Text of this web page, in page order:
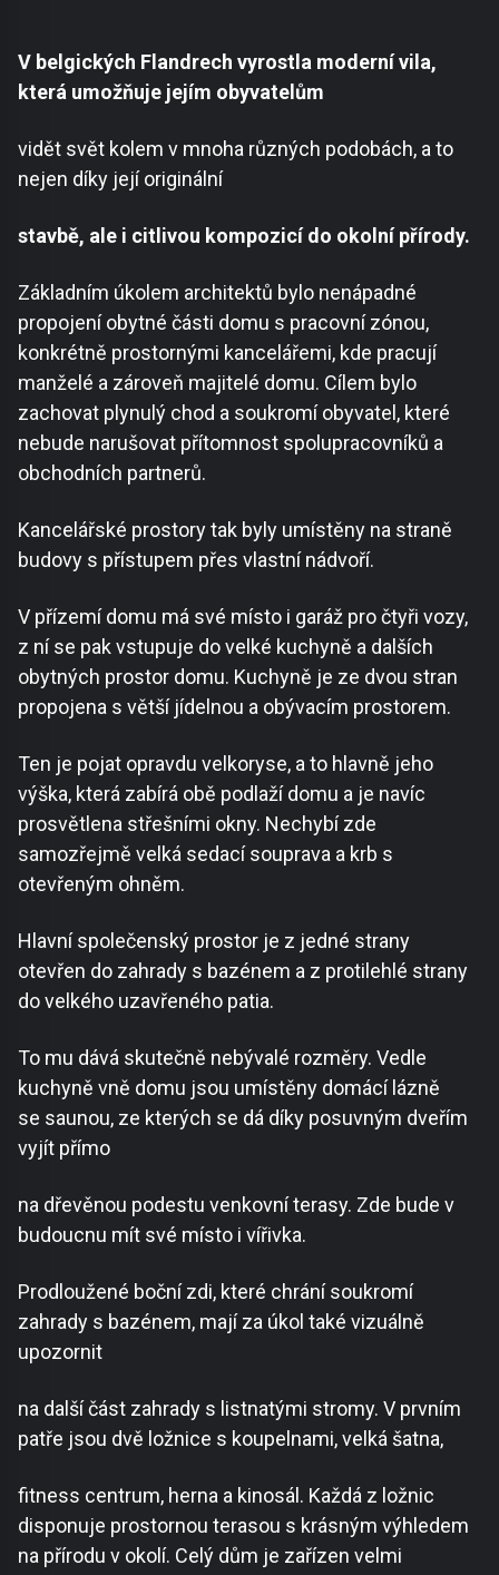
V belgických Flandrech vyrostla moderní vila,
která umožňuje jejím obyvatelům
vidět svět kolem v mnoha různých podobách, a to
nejen díky její originální
stavbě, ale i citlivou kompozicí do okolní přírody.
Základním úkolem architektů bylo nenápadné
propojení obytné části domu s pracovní zónou,
konkrétně prostornými kancelářemi, kde pracují
manželé a zároveň majitelé domu. Cílem bylo
zachovat plynulý chod a soukromí obyvatel, které
nebude narušovat přítomnost spolupracovníků a
obchodních partnerů.
Kancelářské prostory tak byly umístěny na straně
budovy s přístupem přes vlastní nádvoří.
V přízemí domu má své místo i garáž pro čtyři vozy,
z ní se pak vstupuje do velké kuchyně a dalších
obytných prostor domu. Kuchyně je ze dvou stran
propojena s větší jídelnou a obývacím prostorem.
Ten je pojat opravdu velkoryse, a to hlavně jeho
výška, která zabírá obě podlaží domu a je navíc
prosvětlena střešními okny. Nechybí zde
samozřejmě velká sedací souprava a krb s
otevřeným ohněm.
Hlavní společenský prostor je z jedné strany
otevřen do zahrady s bazénem a z protilehlé strany
do velkého uzavřeného patia.
To mu dává skutečně nebývalé rozměry. Vedle
kuchyně vně domu jsou umístěny domácí lázně
se saunou, ze kterých se dá díky posuvným dveřím
vyjít přímo
na dřevěnou podestu venkovní terasy. Zde bude v
budoucnu mít své místo i vířivka.
Prodloužené boční zdi, které chrání soukromí
zahrady s bazénem, mají za úkol také vizuálně
upozornit
na další část zahrady s listnatými stromy. V prvním
patře jsou dvě ložnice s koupelnami, velká šatna,
fitness centrum, herna a kinosál. Každá z ložnic
disponuje prostornou terasou s krásným výhledem
na přírodu v okolí. Celý dům je zařízen velmi